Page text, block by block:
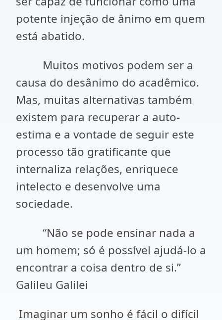
potente injeção de ânimo em quem
está abatido.
Muitos motivos podem ser a
causa do desânimo do acadêmico.
Mas, muitas alternativas também
existem para recuperar a auto-
estima e a vontade de seguir este
processo tão gratificante que
internaliza relações, enriquece
intelecto e desenvolve uma
sociedade.
“Não se pode ensinar nada a
um homem; só é possível ajudá-lo a
encontrar a coisa dentro de si.”
Galileu Galilei
Imaginar um sonho é fácil o difícil